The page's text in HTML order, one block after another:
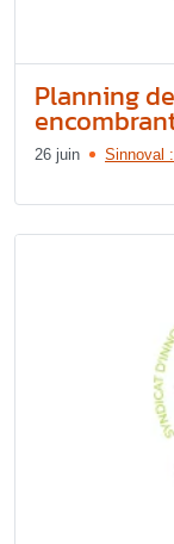
Planning
26 juin Sinnoval